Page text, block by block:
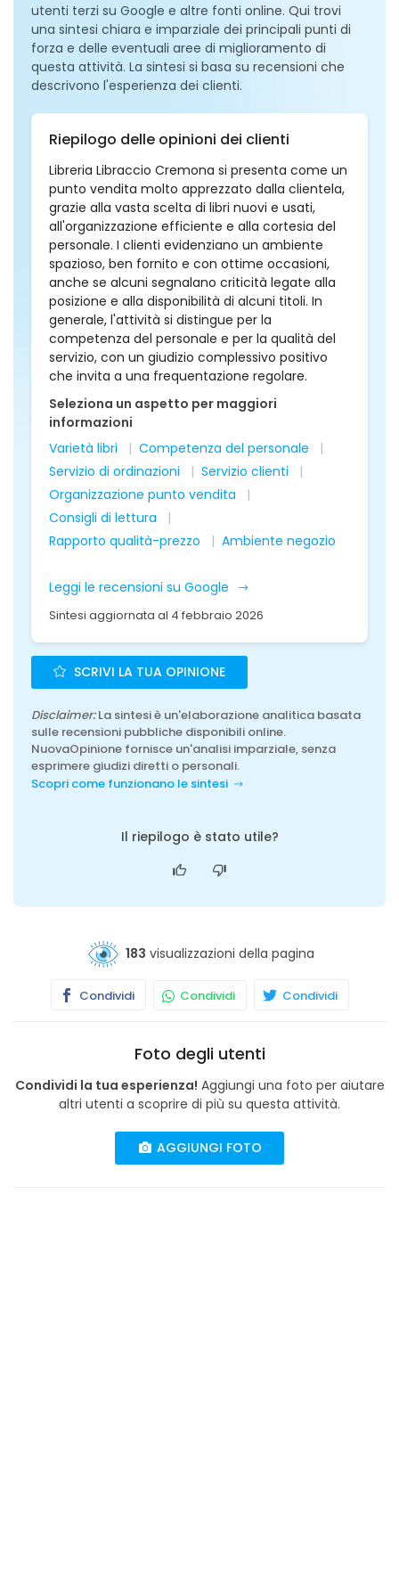
utenti terzi su Google e altre fonti online. Qui trovi
una sintesi chiara e imparziale dei principali punti di
forza e delle eventuali aree di miglioramento di
questa attività. La sintesi si basa su recensioni che
descrivono l'esperienza dei clienti.
Riepilogo delle opinioni dei clienti
Libreria Libraccio Cremona si presenta come un
punto vendita molto apprezzato dalla clientela,
grazie alla vasta scelta di libri nuovi e usati,
all'organizzazione efficiente e alla cortesia del
personale. I clienti evidenziano un ambiente
spazioso, ben fornito e con ottime occasioni,
anche se alcuni segnalano criticità legate alla
posizione e alla disponibilità di alcuni titoli. In
generale, l'attività si distingue per la
competenza del personale e per la qualità del
servizio, con un giudizio complessivo positivo
che invita a una frequentazione regolare.
Seleziona un aspetto per maggiori
informazioni
Varietà libri
Competenza del personale
Servizio di ordinazioni
Servizio clienti
Organizzazione punto vendita
Consigli di lettura
Rapporto qualità-prezzo
Ambiente negozio
Leggi le recensioni su Google
Sintesi aggiornata al 4 febbraio 2026
SCRIVI LA TUA OPINIONE
Disclaimer:La sintesi è un'elaborazione analitica basata
sulle recensioni pubbliche disponibili online.
NuovaOpinione fornisce un'analisi imparziale, senza
esprimere giudizi diretti o personali.
Scopri come funzionano le sintesi
Il riepilogo è stato utile?
183 visualizzazioni della pagina
Condividi Condividi Condividi
Foto degli utenti
Condividi la tua esperienza! Aggiungi una foto per aiutare
altri utenti a scoprire di più su questa attività.
AGGIUNGI FOTO